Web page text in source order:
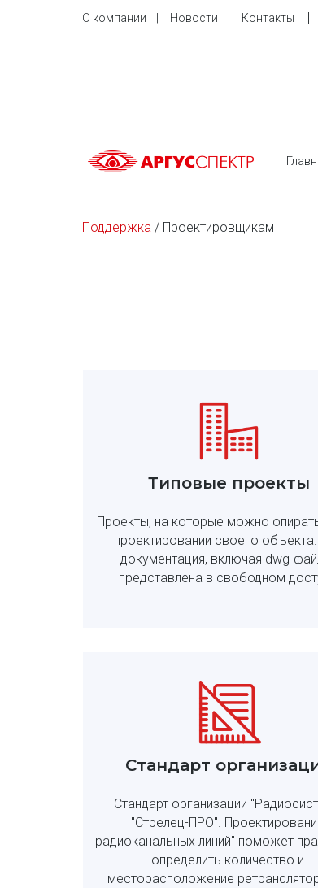
О компании Новости Контакты
Поддержка / Проектировщикам
Типовые проекты
Проекты, на которые можно
проектировании своего
документация, включая dwg-
представлена в свободном
Стандарт
Стандарт организации
"Стрелец-ПРО".
радиоканальных линий" поможет
определить количество и
месторасположение